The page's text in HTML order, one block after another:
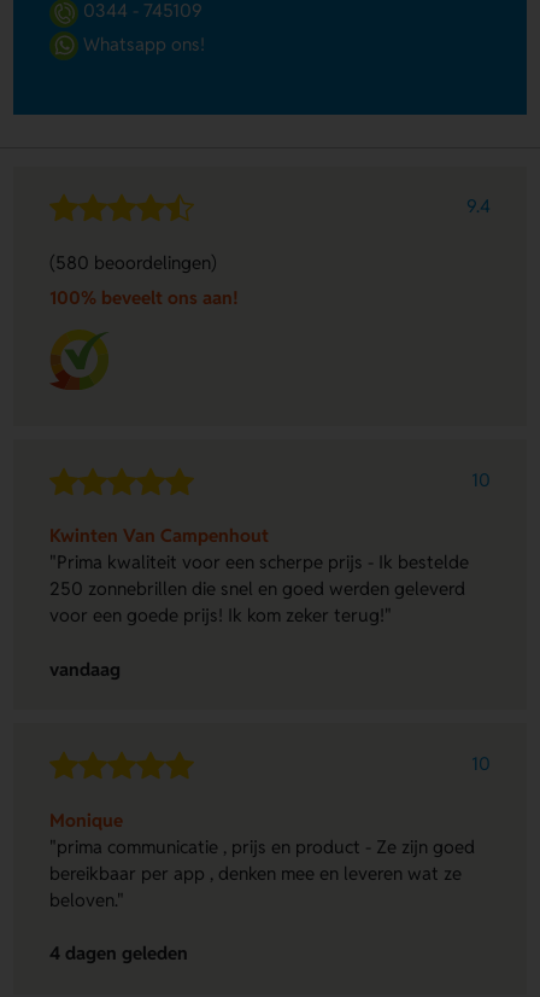
0344 - 745109
Whatsapp ons!
9.4
(580 beoordelingen)
100% beveelt ons aan!
10
Kwinten Van Campenhout
"Prima kwaliteit voor een scherpe prijs - Ik bestelde
250 zonnebrillen die snel en goed werden geleverd
voor een goede prijs! Ik kom zeker terug!"
vandaag
10
Monique
"prima communicatie , prijs en product - Ze zijn goed
bereikbaar per app , denken mee en leveren wat ze
beloven."
4 dagen geleden